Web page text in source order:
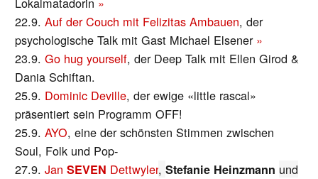
22.9.Auf der Couch mit Felizitas Ambauen, der
psychologische Talk mit Gast Michael Elsener »
23.9.Go hug yourself, der Deep Talk mit Ellen Girod &
Dania Schiftan.
25.9. Dominic Deville, der ewige «little rascal»
präsentiert sein Programm OFF!
25.9.AYO, eine der schönsten Stimmen zwischen
Soul, Folk und Pop-
27.9.JanSEVEN Dettwyler,Stefanie Heinzmann und